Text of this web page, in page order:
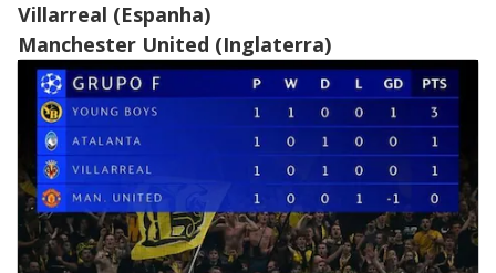
Villarreal (Espanha)
Manchester United (Inglaterra)